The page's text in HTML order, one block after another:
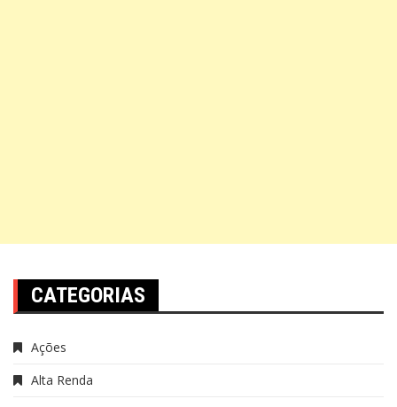
CATEGORIAS
Ações
Alta Renda